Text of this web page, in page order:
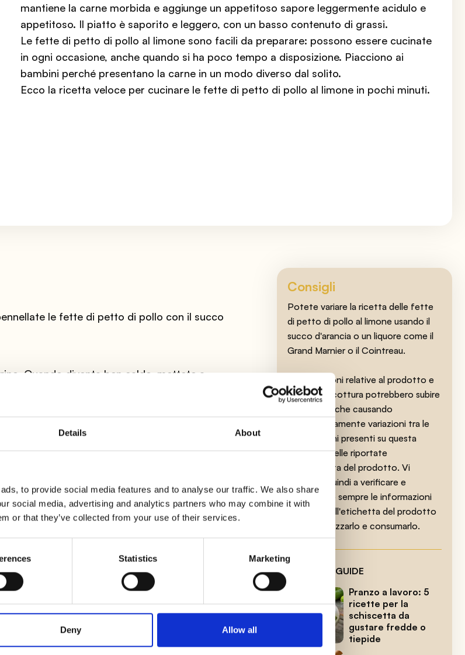
Details About
to provide social media features and to analyse our traffic. We also share
social media, advertising and analytics partners who may combine it with
or that they’ve collected from your use of their services.
Statistics Marketing
Deny Allow all
mantiene la carne morbida e aggiunge un appetitoso sapore leggermente acidulo e
appetitoso. Il piatto è saporito e leggero, con un basso contenuto di grassi.
Le fette di petto di pollo al limone sono facili da preparare: possono essere cucinate
in ogni occasione, anche quando si ha poco tempo a disposizione. Piacciono ai
bambini perché presentano la carne in un modo diverso dal solito.
Ecco la ricetta veloce per cucinare le fette di petto di pollo al limone in pochi minuti.
le fette di petto di pollo con il succo
Quando diventa ben caldo, mettete a
di sale e pepe. Poi mettete
per ottenere una salsina e rimettete le
dell'acqua all'occorrenza. Servite le
loro salsa.
variazioni tra le informazioni presenti su questa
sempre le informazioni riportate sull'etichetta del
Consigli
Potete variare la ricetta delle fette
di petto di pollo al limone usando il
succo d'arancia o un liquore come il
Grand Marnier o il Cointreau.
Le indicazioni relative al prodotto e
ai tempi di cottura potrebbero subire
delle modifiche causando
temporaneamente variazioni tra le
informazioni presenti su questa
pagina e quelle riportate
sull'etichetta del prodotto. Vi
invitiamo quindi a verificare e
considerare sempre le informazioni
riportate sull'etichetta del prodotto
prima di utilizzarlo e consumarlo.
LE ULTIME GUIDE
Pranzo a lavoro: 5
ricette per la
schiscetta da
gustare fredde o
tiepide